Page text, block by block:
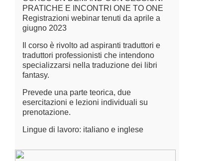
PRATICHE E INCONTRI ONE TO ONE
Registrazioni webinar tenuti da aprile a
giugno 2023
Il corso è rivolto ad aspiranti traduttori e
traduttori professionisti che intendono
specializzarsi nella traduzione dei libri
fantasy.
Prevede una parte teorica, due
esercitazioni e lezioni individuali su
prenotazione.
Lingue di lavoro: italiano e inglese